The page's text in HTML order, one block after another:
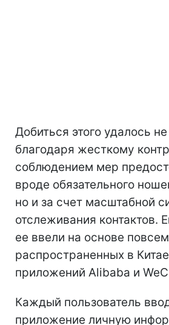
Добиться этого удалось
благодаря жесткому
соблюдением мер
вроде обязательного
но и за счет масштабной
отслеживания контактов.
ее ввели на основе
распространенных в Китае
приложений Alibaba и
Каждый пользователь
приложение личную